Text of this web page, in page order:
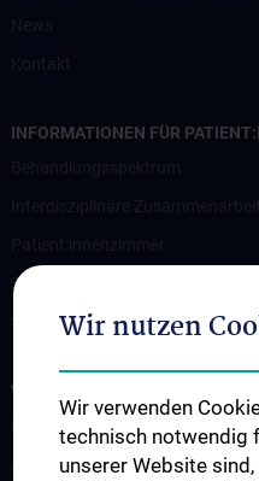
INFORMATIONEN FÜR
Serviceleistungen
Spezialgebiete
WISSENSCHAFT & FORSCHUNG
Research and Development
ARGE Radtke
Wir nutzen
Wir verwenden
technisch notwendig
unserer Website